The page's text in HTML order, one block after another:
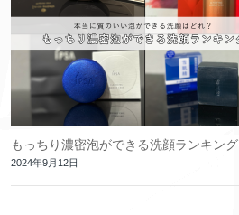
もっちり濃密泡ができる洗顔ランキング
2024年9月12日